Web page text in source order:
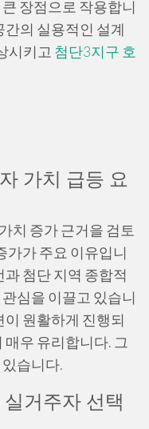
장점으로 작용합니
간의 실용적인 설계
시키고 첨단3지구 호
가치 급등 요
치 증가 근거을 검토
가가 주요 이유입니
첨단 지역 종합적
심을 이끌고 있습니
이 원활하게 진행되
매우 유리합니다. 그
습니다.
거주자 선택